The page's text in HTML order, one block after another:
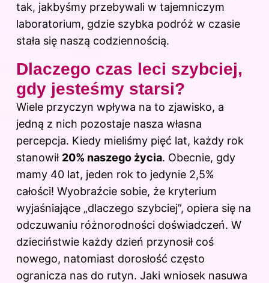
tak, jakbyśmy przebywali w tajemniczym
laboratorium, gdzie szybka podróż w czasie
stała się naszą codziennością.
Dlaczego czas leci szybciej,
gdy jesteśmy starsi?
Wiele przyczyn wpływa na to zjawisko, a
jedną z nich pozostaje nasza własna
percepcja. Kiedy mieliśmy pięć lat, każdy rok
stanowił 20% naszego życia. Obecnie, gdy
mamy 40 lat, jeden rok to jedynie 2,5%
całości! Wyobraźcie sobie, że kryterium
wyjaśniające „dlaczego szybciej”, opiera się na
odczuwaniu różnorodności doświadczeń. W
dzieciństwie każdy dzień przynosił coś
nowego, natomiast dorosłość często
ogranicza nas do rutyn. Jaki wniosek nasuwa